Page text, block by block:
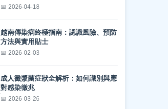
2026-04-18
越南傳染病終極指南：認識風險、預防
方法與實用貼士
2026-02-03
成人黴漿菌症狀全解析：如何識別與應
對感染徵兆
2026-03-26